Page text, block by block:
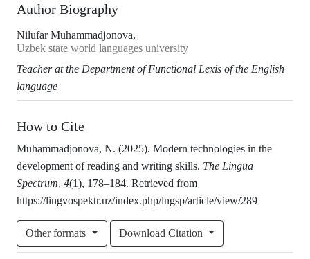
Author Biography
Nilufar Muhammadjonova,
Uzbek state world languages university
Teacher at the Department of Functional Lexis of the English
language
How to Cite
Muhammadjonova, N. (2025). Modern technologies in the
development of reading and writing skills. The Lingua
Spectrum, 4(1), 178–184. Retrieved from
https://lingvospektr.uz/index.php/lngsp/article/view/289
Other formats Download Citation